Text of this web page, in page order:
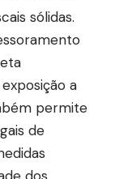
sólidas.
a
permite
de
dos